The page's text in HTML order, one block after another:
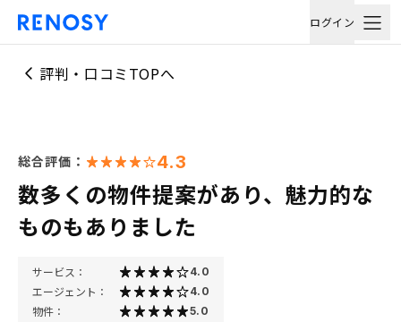
ログイン
評判・口コミTOPへ
総合評価： 4.3
数多くの物件提案があり、魅力的な
ものもありました
サービス： 4.0
エージェント： 4.0
物件： 5.0